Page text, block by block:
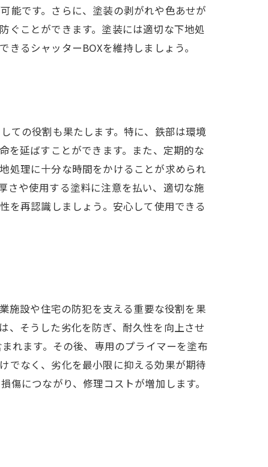
能です。さらに、塗装の剥がれや色あせが
ぐことができます。塗装には適切な下地処
るシャッターBOXを維持しましょう。
ての役割も果たします。特に、鉄部は環境
を延ばすことができます。また、定期的な
処理に十分な時間をかけることが求められ
さや使用する塗料に注意を払い、適切な施
を再認識しましょう。安心して使用できる
施設や住宅の防犯を支える重要な役割を果
、そうした劣化を防ぎ、耐久性を向上させ
れます。その後、専用のプライマーを塗布
でなく、劣化を最小限に抑える効果が期待
につながり、修理コストが増加します。